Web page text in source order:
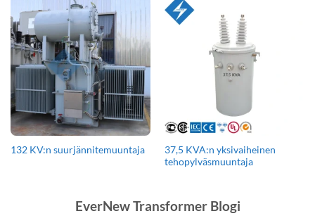
132 KV:n suurjännitemuuntaja
37,5 KVA:n yksivaiheinen
tehopylväsmuuntaja
EverNew Transformer Blogi